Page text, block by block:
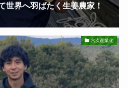
世界へ羽ばたく生姜農家！
六次産業化